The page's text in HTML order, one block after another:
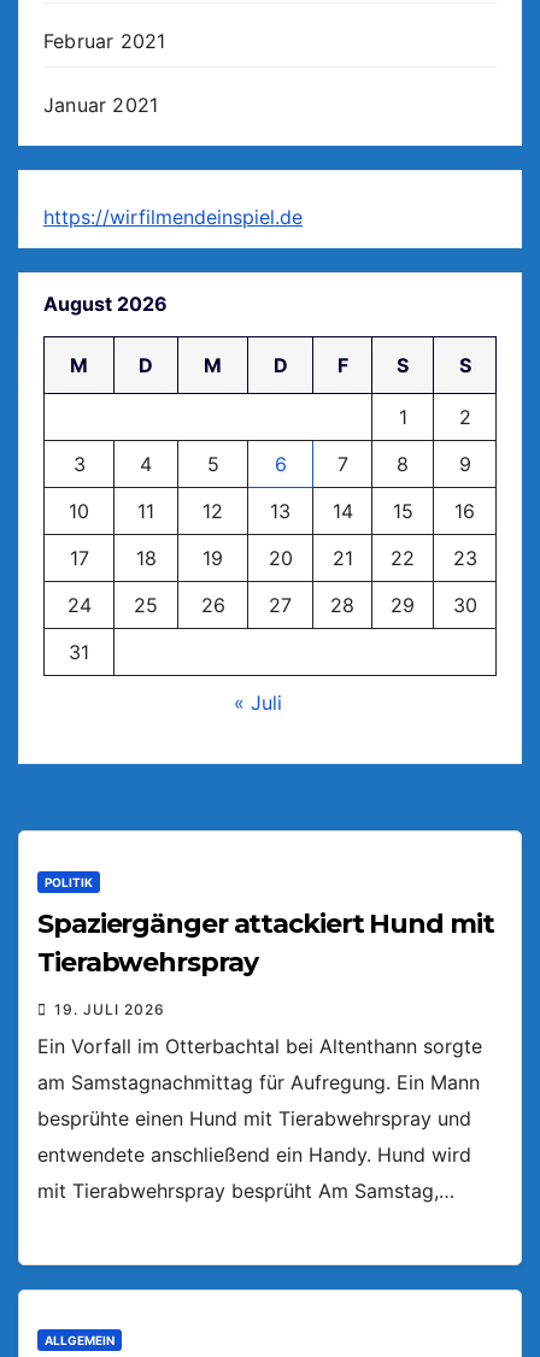
Februar 2021
Januar 2021
https://wirfilmendeinspiel.de
August 2026
M D M D F S S
1
2
3
4 5 6 7 8
9
10
11 12 13 14 15
16
17
18 19 20 21 22
23
24
25 26 27 28 29
30
31
« Juli
POLITIK
Spaziergänger attackiert Hund mit
Tierabwehrspray
19. JULI 2026
Ein Vorfall im Otterbachtal bei Altenthann sorgte
am Samstagnachmittag für Aufregung. Ein Mann
besprühte einen Hund mit Tierabwehrspray und
entwendete anschließend ein Handy. Hund wird
mit Tierabwehrspray besprüht Am Samstag,…
ALLGEMEIN